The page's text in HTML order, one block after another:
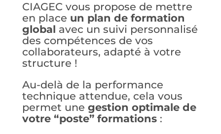
CIAGEC vous propose de mettre
en place un plan de formation
global avec un suivi personnalisé
des compétences de vos
collaborateurs, adapté à votre
structure !
Au-delà de la performance
technique attendue, cela vous
permet une gestion optimale de
votre “poste” formations: